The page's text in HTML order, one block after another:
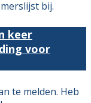
bij.
keer
voor
te melden. Heb